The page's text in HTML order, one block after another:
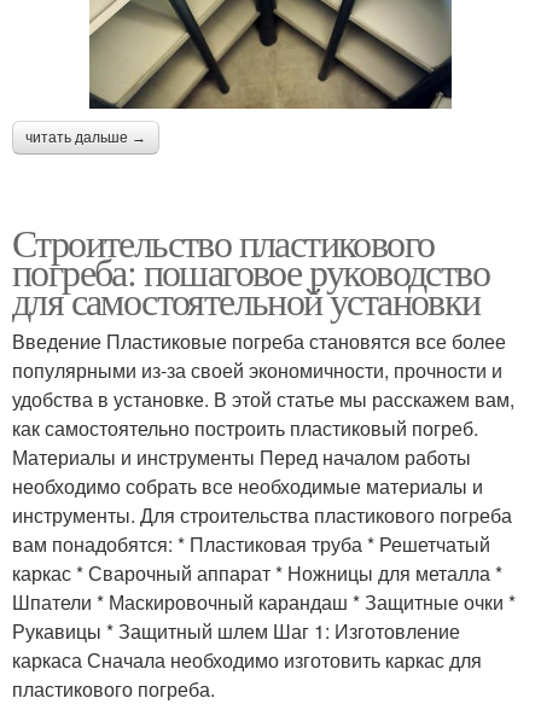
читать дальше →
Строительство пластикового
погреба: пошаговое руководство
для самостоятельной установки
Введение Пластиковые погреба становятся все более
популярными из-за своей экономичности, прочности и
удобства в установке. В этой статье мы расскажем вам,
как самостоятельно построить пластиковый погреб.
Материалы и инструменты Перед началом работы
необходимо собрать все необходимые материалы и
инструменты. Для строительства пластикового погреба
вам понадобятся: * Пластиковая труба * Решетчатый
каркас * Сварочный аппарат * Ножницы для металла *
Шпатели * Маскировочный карандаш * Защитные очки *
Рукавицы * Защитный шлем Шаг 1: Изготовление
каркаса Сначала необходимо изготовить каркас для
пластикового погреба.